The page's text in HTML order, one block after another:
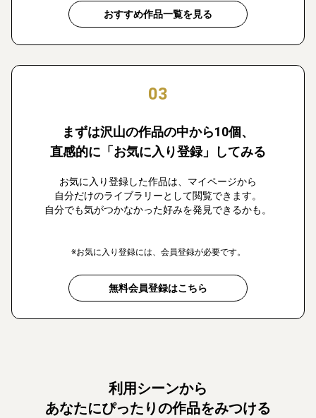
おすすめ作品一覧を見る
03
まずは沢山の作品の中から10個、
直感的に「お気に入り登録」してみる
お気に入り登録した作品は、マイページから
自分だけのライブラリーとして閲覧できます。
自分でも気がつかなかった好みを発見できるかも。
※お気に入り登録には、会員登録が必要です。
無料会員登録はこちら
利用シーンから
あなたにぴったりの作品をみつける